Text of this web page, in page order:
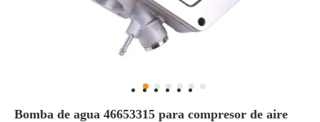
Bomba de agua 46653315 para compresor de aire